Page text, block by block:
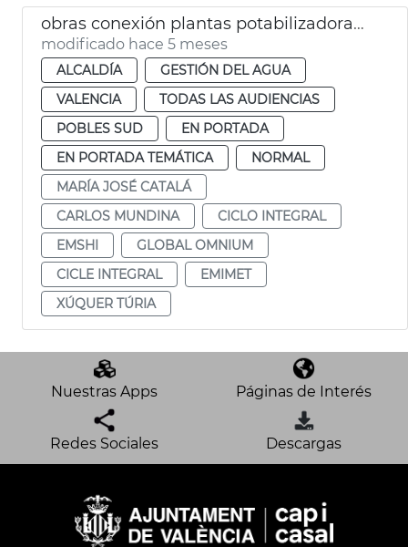
obras conexión plantas potabilizadoras suministro agua potable València
modificado hace 5 meses
ALCALDÍA
GESTIÓN DEL AGUA
VALENCIA
TODAS LAS AUDIENCIAS
POBLES SUD
EN PORTADA
EN PORTADA TEMÁTICA
NORMAL
MARÍA JOSÉ CATALÁ
CARLOS MUNDINA
CICLO INTEGRAL
EMSHI
GLOBAL OMNIUM
CICLE INTEGRAL
EMIMET
XÚQUER TÚRIA
Nuestras Apps Páginas de Interés
Redes Sociales Descargas